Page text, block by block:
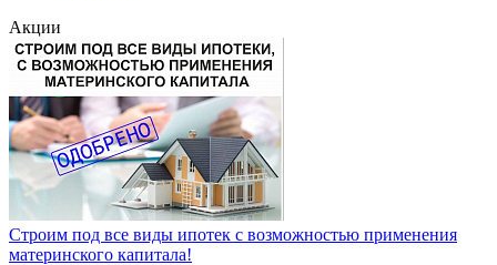
Акции
Строим под все виды ипотек с возможностью применения
материнского капитала!